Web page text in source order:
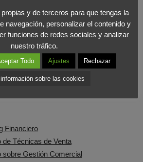
en Marketing
Electrónico
Financiero
Técnicas de Venta
sobre Gestión Comercial
y de terceros para que tengas la
navegación, personalizar el contenido y
funciones de redes sociales y analizar
nuestro tráfico.
Todo Ajustes Rechazar
sobre las cookies